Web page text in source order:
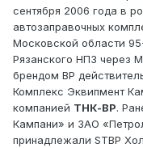
сентября 2006 года в
автозаправочных
Московской области
Рязанского НПЗ через
брендом ВР
Комплекс Эквипмент
компанией ТНК-ВР.
Кампани» и ЗАО
принадлежали STBP